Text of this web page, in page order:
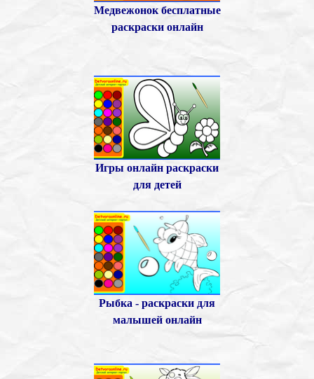
Медвежонок бесплатные
раскраски онлайн
Игры онлайн раскраски
для детей
Рыбка - раскраски для
малышей онлайн